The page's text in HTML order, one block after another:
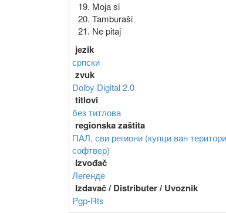
19. Moja si
20. Tamburaši
21. Ne pitaj
jezik
српски
zvuk
Dolby Digital 2.0
titlovi
без титлова
regionska zaštita
ПАЛ, сви региони (купци ван
софтвер)
Izvođač
Легенде
Izdavač / Distributer / Uvoznik
Pgp-Rts